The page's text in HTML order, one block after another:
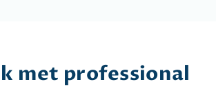
met professional